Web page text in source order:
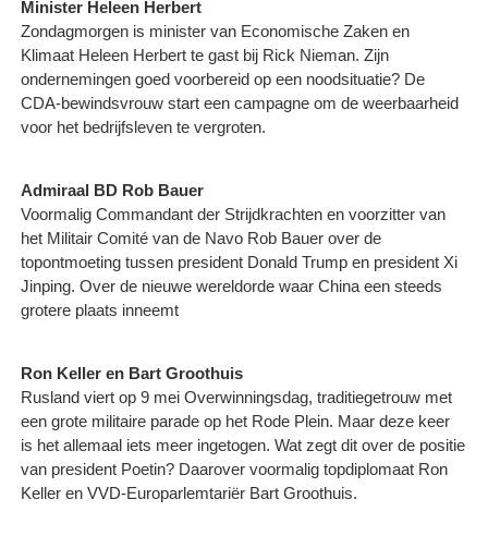
Minister Heleen Herbert
Zondagmorgen is minister van Economische Zaken en
Klimaat Heleen Herbert te gast bij Rick Nieman. Zijn
ondernemingen goed voorbereid op een noodsituatie? De
CDA-bewindsvrouw start een campagne om de weerbaarheid
voor het bedrijfsleven te vergroten.
Admiraal BD Rob Bauer
Voormalig Commandant der Strijdkrachten en voorzitter van
het Militair Comité van de Navo Rob Bauer over de
topontmoeting tussen president Donald Trump en president Xi
Jinping. Over de nieuwe wereldorde waar China een steeds
grotere plaats inneemt
Ron Keller en Bart Groothuis
Rusland viert op 9 mei Overwinningsdag, traditiegetrouw met
een grote militaire parade op het Rode Plein. Maar deze keer
is het allemaal iets meer ingetogen. Wat zegt dit over de positie
van president Poetin? Daarover voormalig topdiplomaat Ron
Keller en VVD-Europarlemtariër Bart Groothuis.